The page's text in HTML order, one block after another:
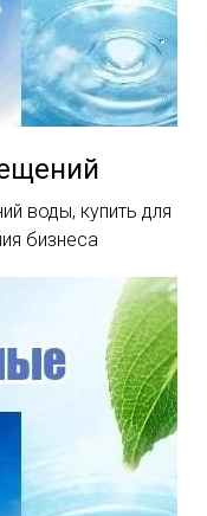
воды, купить для
бизнеса